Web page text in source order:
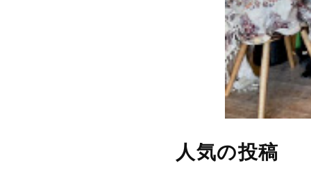
人気の投稿